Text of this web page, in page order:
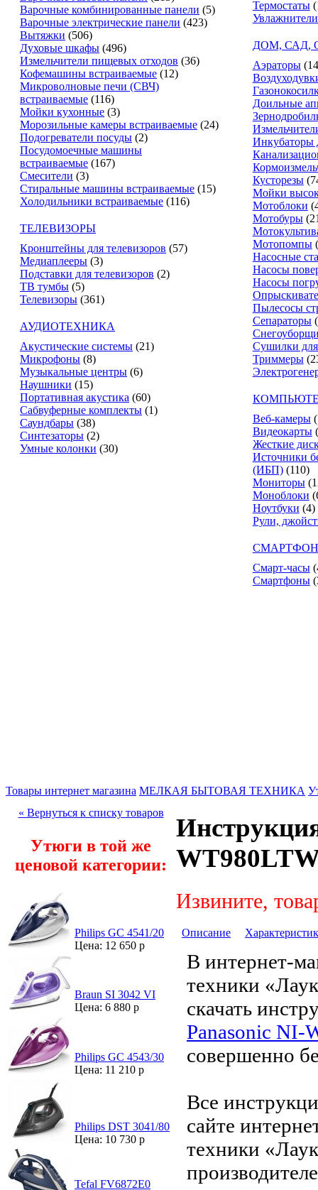
Варочные комбинированные панели (5)
Варочные электрические панели (423)
Вытяжки (506)
Духовые шкафы (496)
Измельчители пищевых отходов (36)
Кофемашины встраиваемые (12)
Микроволновые печи (СВЧ)
встраиваемые (116)
Мойки кухонные (3)
Морозильные камеры встраиваемые (24)
Подогреватели посуды (2)
Посудомоечные машины
встраиваемые (167)
Смесители (3)
Стиральные машины встраиваемые (15)
Холодильники встраиваемые (116)
ТЕЛЕВИЗОРЫ
Кронштейны для телевизоров (57)
Медиаплееры (3)
Подставки для телевизоров (2)
ТВ тумбы (5)
Телевизоры (361)
АУДИОТЕХНИКА
Акустические системы (21)
Микрофоны (8)
Музыкальные центры (6)
Наушники (15)
Портативная акустика (60)
Сабвуферные комплекты (1)
Саундбары (38)
Синтезаторы (2)
Умные колонки (30)
Термостаты
ДОМ, САД,
Аэраторы
Доильные
Инкубаторы
Кусторезы
Мойки
Мотоблоки
Мотобуры
Мотопомпы
Насосные
Насосы
Насосы
Пылесосы
Сепараторы
Сушилки
Триммеры
Веб-камеры
Видеокарты
Жесткие
Источники
(ИБП) (110)
Мониторы
Моноблоки
Ноутбуки (4)
Рули,
Смарт-часы
Смартфоны
Товары интернет магазина МЕЛКАЯ БЫТОВАЯ ТЕХНИКА
« Вернуться к списку товаров
Утюги в той же
ценовой категории:
Philips GC 4541/20
Цена: 12 650 р
Braun SI 3042 VI
Цена: 6 880 р
Philips GC 4543/30
Цена: 11 210 р
Philips DST 3041/80
Цена: 10 730 р
Tefal FV6872E0
Извините,
Описание
В интернет-
техники
скачать
Panasonic NI-
совершенно
Все
сайте
техники